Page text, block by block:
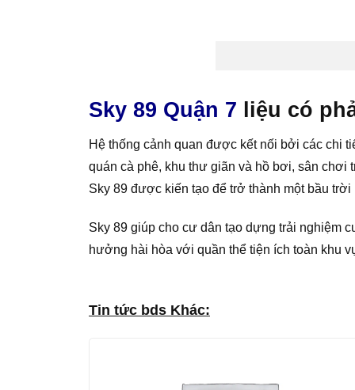
Sky 89 Quận 7 liệu có
Hệ thống cảnh quan được kết nối bởi các chi
quán cà phê, khu thư giãn và hồ bơi, sân chơi
Sky 89 được kiến tạo để trở thành một bầu
Sky 89 giúp cho cư dân tạo dựng trải nghiệm
hưởng hài hòa với quần thể tiện ích toàn khu
Tin tức bds Khác: